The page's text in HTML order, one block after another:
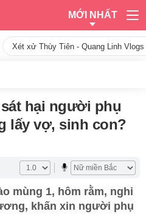
MỚI NHẤT
Xét xử Thùy Tiên - Quang Linh
hại người phụ
lấy vợ, sinh con?
mùng 1, hôm rằm, nghi
khấn xin người phụ